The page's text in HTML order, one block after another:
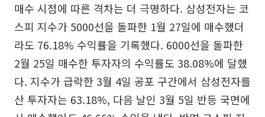
매수 시점에 따른 격차는 더 극명하다. 삼성전자는 코
스피 지수가 5000선을 돌파한 1월 27일에 매수했더
라도 76.18% 수익률을 기록했다. 6000선을 돌파한
2월 25일 매수한 투자자의 수익률도 38.08%에 달했
다. 지수가 급락한 3월 4일 공포 구간에서 삼성전자를
산 투자자는 63.18%, 다음 날인 3월 5일 반등 국면에